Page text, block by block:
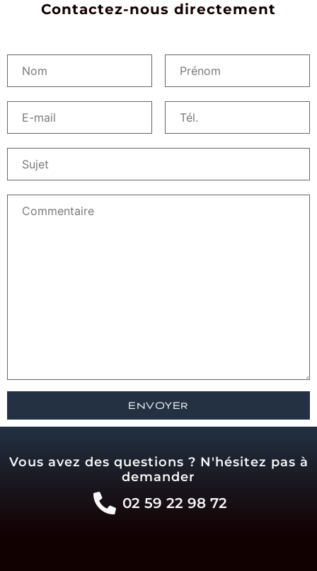
Contactez-nous directement
Vous avez des questions ? N'hésitez pas à
demander
02 59 22 98 72